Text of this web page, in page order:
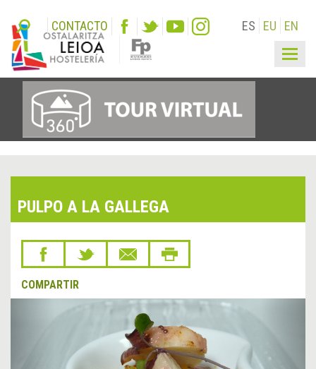
CONTACTO ES EU EN
PULPO A LA GALLEGA
COMPARTIR